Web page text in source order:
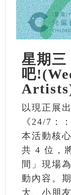
星期三
吧
以現正展
《24/7：
本活動核
共 4 位，
間」現場
動內容。
大、小朋